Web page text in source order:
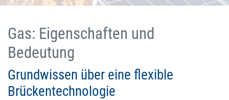
Gas: Eigenschaften und
Bedeutung
Grundwissen über eine flexible
Brückentechnologie